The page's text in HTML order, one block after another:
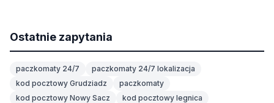
Ostatnie zapytania
paczkomaty 24/7
paczkomaty 24/7 lokalizacja
kod pocztowy Grudziadz
paczkomaty
kod pocztowy Nowy Sacz
kod pocztowy legnica